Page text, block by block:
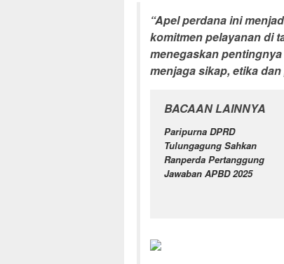
“Apel perdana ini
komitmen pelayanan di
menegaskan
menjaga sikap, etika
BACAAN LAINNYA
Paripurna DPRD
Tulungagung Sahkan
Ranperda Pertanggung
Jawaban APBD 2025